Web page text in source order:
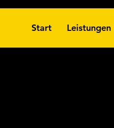
Start Leistungen